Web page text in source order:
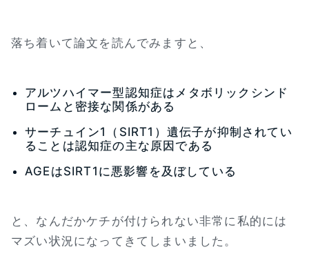
落ち着いて論文を読んでみますと、
アルツハイマー型認知症はメタボリックシンド
ロームと密接な関係がある
サーチュイン1（SIRT1）遺伝子が抑制されてい
ることは認知症の主な原因である
AGEはSIRT1に悪影響を及ぼしている
と、なんだかケチが付けられない非常に私的には
マズい状況になってきてしまいました。